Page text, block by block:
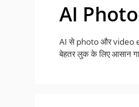
AI
AI से photo और video
बेहतर लुक के लिए आसान